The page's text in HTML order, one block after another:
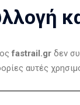
fastrail.gr δεν
αυτές